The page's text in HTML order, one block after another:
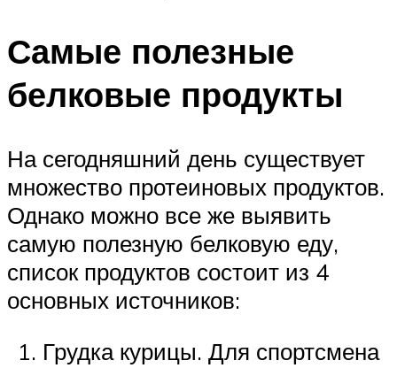
Самые полезные
белковые продукты
На сегодняшний день существует
множество протеиновых продуктов.
Однако можно все же выявить
самую полезную белковую еду,
список продуктов состоит из 4
основных источников:
Грудка курицы. Для спортсмена